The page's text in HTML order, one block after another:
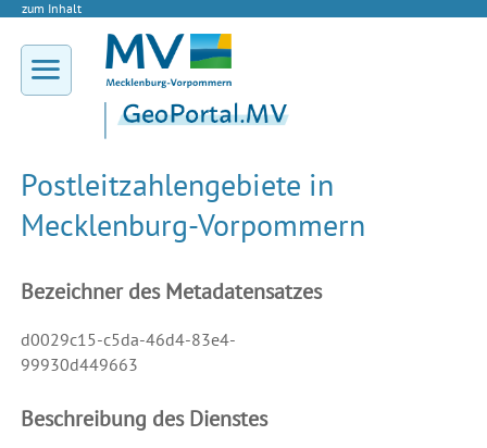
zum Inhalt
Postleitzahlengebiete in
Mecklenburg-Vorpommern
Bezeichner des Metadatensatzes
d0029c15-c5da-46d4-83e4-
99930d449663
Beschreibung des Dienstes